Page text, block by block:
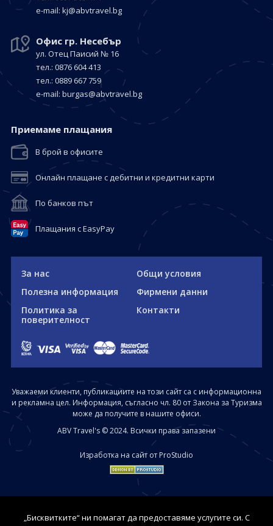
е-mail: kj@abvtravel.bg
Офис гр. Несебър
ул. Отец Паисий № 16
тел.: 0876 604 413
тел.: 0889 667 759
е-mail: burgas@abvtravel.bg
Приемaме плащания
В брой в офисите
Онлайн плащане с дебитни и кредитни карти
По банков път
Плащания с EasyPay
За нас
Общи условия
Полезна информация
Фирмени данни
Политика за
поверителност
Контакти
Уважаеми клиенти, публикациите на този сайт са с информационна
и рекламна цел. Информация, съгласно чл. 80 от Закона за Туризма
може да получите в нашите офиси.
ABV Travel's © 2024. Всички права запазени
Изработка на сайт от ProStudio
„Бисквитките“ ни помагат да предоставяме услугите си. С